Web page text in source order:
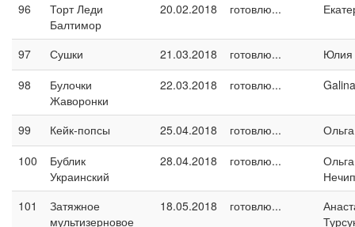
96
Торт Леди
Балтимор
20.02.2018 готовлю...
97 Сушки 21.03.2018 готовлю...
Юлия
98
Булочки
Жаворонки
22.03.2018 готовлю...
99 Кейк-попсы 25.04.2018 готовлю...
100
Бублик
Украинский
28.04.2018 готовлю...
Ольга
101
Затяжное
мультизерновое
18.05.2018 готовлю...